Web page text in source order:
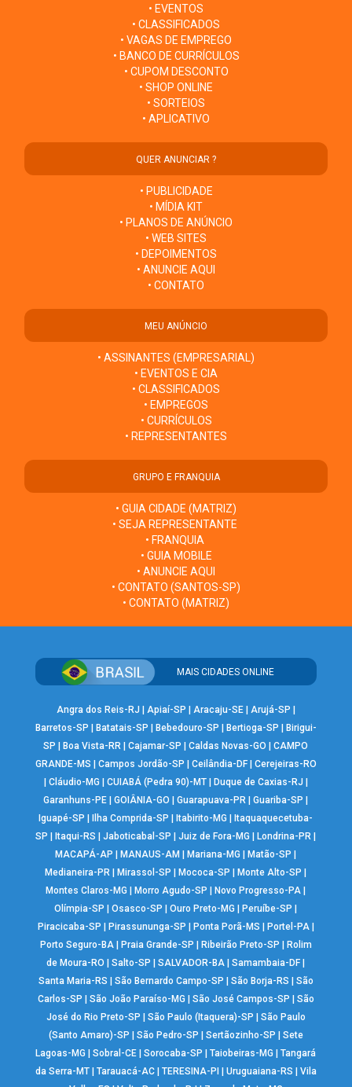
• EVENTOS
• CLASSIFICADOS
• VAGAS DE EMPREGO
• BANCO DE CURRÍCULOS
• CUPOM DESCONTO
• SHOP ONLINE
• SORTEIOS
• APLICATIVO
QUER ANUNCIAR ?
• PUBLICIDADE
• MÍDIA KIT
• PLANOS DE ANÚNCIO
• WEB SITES
• DEPOIMENTOS
• ANUNCIE AQUI
• CONTATO
MEU ANÚNCIO
• ASSINANTES (EMPRESARIAL)
• EVENTOS E CIA
• CLASSIFICADOS
• EMPREGOS
• CURRÍCULOS
• REPRESENTANTES
GRUPO E FRANQUIA
• GUIA CIDADE (MATRIZ)
• SEJA REPRESENTANTE
• FRANQUIA
• GUIA MOBILE
• ANUNCIE AQUI
• CONTATO (SANTOS-SP)
• CONTATO (MATRIZ)
MAIS CIDADES ONLINE
Angra dos Reis-RJ | Apiaí-SP | Aracaju-SE| Arujá-SP |
Barretos-SP | Batatais-SP | Bebedouro-SP | Bertioga-SP | Birigui-
SP |Boa Vista-RR |Cajamar-SP |Caldas Novas-GO |CAMPO
GRANDE-MS | Campos Jordão-SP | Ceilândia-DF| Cerejeiras-RO
| Cláudio-MG | CUIABÁ (Pedra 90)-MT| Duque de Caxias-RJ |
Garanhuns-PE |GOIÂNIA-GO |Guarapuava-PR |Guariba-SP |
Iguapé-SP |Ilha Comprida-SP |Itabirito-MG |Itaquaquecetuba-
SP |Itaqui-RS |Jaboticabal-SP |Juiz de Fora-MG |Londrina-PR |
MACAPÁ-AP |MANAUS-AM |Mariana-MG |Matão-SP |
Medianeira-PR |Mirassol-SP |Mococa-SP |Monte Alto-SP |
Montes Claros-MG |Morro Agudo-SP |Novo Progresso-PA |
Olímpia-SP |Osasco-SP |Ouro Preto-MG |Peruíbe-SP |
Piracicaba-SP | Pirassununga-SP | Ponta Porã-MS | Portel-PA|
Porto Seguro-BA| Praia Grande-SP | Ribeirão Preto-SP | Rolim
de Moura-RO |Salto-SP |SALVADOR-BA |Samambaia-DF |
Santa Maria-RS | São Bernardo Campo-SP | São Borja-RS | São
Carlos-SP | São João Paraíso-MG | São José Campos-SP | São
José do Rio Preto-SP | São Paulo (Itaquera)-SP | São Paulo
(Santo Amaro)-SP | São Pedro-SP | Sertãozinho-SP | Sete
Lagoas-MG |Sobral-CE |Sorocaba-SP |Taiobeiras-MG |Tangará
da Serra-MT| Tarauacá-AC| TERESINA-PI | Uruguaiana-RS | Vila